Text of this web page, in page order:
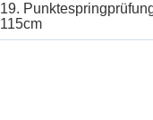
19.
115cm